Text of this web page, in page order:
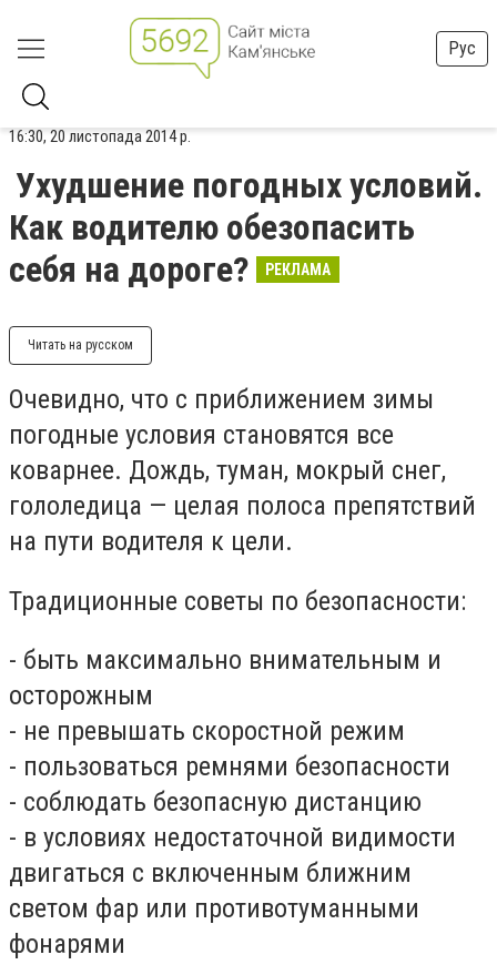
Рус
16:30, 20 листопада 2014 р.
Ухудшение погодных условий.
Как водителю обезопасить
себя на дороге?
РЕКЛАМА
Читать на русском
Очевидно, что с приближением зимы
погодные условия становятся все
коварнее. Дождь, туман, мокрый снег,
гололедица — целая полоса препятствий
на пути водителя к цели.
Традиционные советы по безопасности:
- быть максимально внимательным и
осторожным
- не превышать скоростной режим
- пользоваться ремнями безопасности
- соблюдать безопасную дистанцию
- в условиях недостаточной видимости
двигаться с включенным ближним
светом фар или противотуманными
фонарями